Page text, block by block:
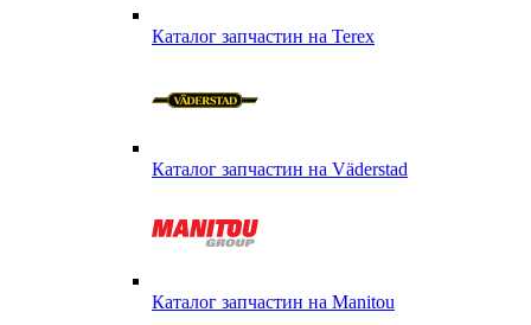
Каталог запчастин на Terex
Каталог запчастин на Väderstad
Каталог запчастин на Маnitou